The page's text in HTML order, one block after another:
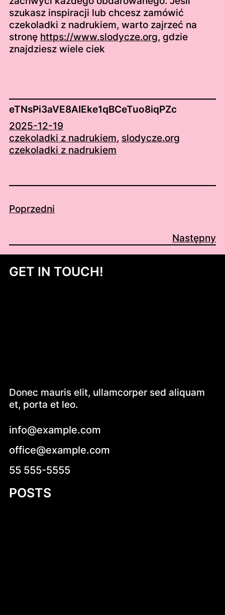
szukasz inspiracji lub chcesz zamówić
czekoladki z nadrukiem, warto zajrzeć na
stronę https://www.slodycze.org, gdzie
znajdziesz wiele ciek
eTNsPi3aVE8AIEke1qBCeTuo8iqPZc
2025-12-19
czekoladki z nadrukiem, slodycze.org
czekoladki z nadrukiem
Poprzedni
Następny
GET IN TOUCH!
Donec mauris elit, ullamcorper sed aliquam
et, porta et leo.
info@example.com
office@example.com
55 555-5555
POSTS